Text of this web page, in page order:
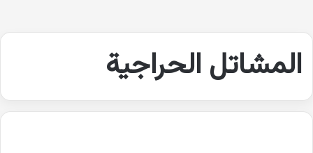
المشاتل الحراجية